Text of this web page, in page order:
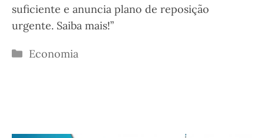
suficiente e anuncia plano de reposição
urgente. Saiba mais!”
Categorias
Economia